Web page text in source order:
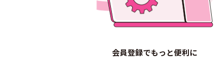
会員登録でもっと便利に